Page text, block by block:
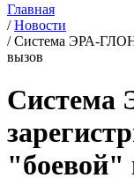
Главная
/Новости
/Система ЭРА-
вызов
"боевой"